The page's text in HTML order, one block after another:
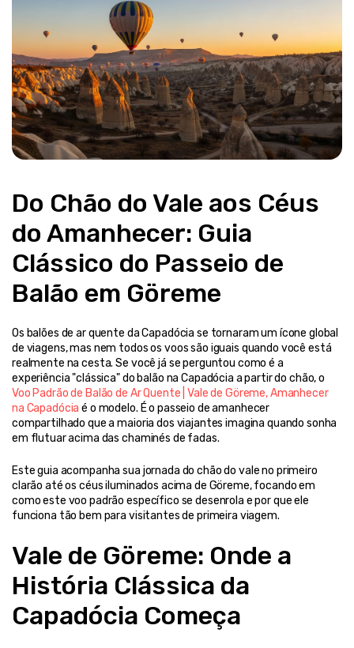
Do Chão do Vale aos Céus
do Amanhecer: Guia
Clássico do Passeio de
Balão em Göreme
Os balões de ar quente da Capadócia se tornaram um ícone global
de viagens, mas nem todos os voos são iguais quando você está
realmente na cesta. Se você já se perguntou como é a
Voo Padrão de Balão de Ar Quente | Vale de Göreme, Amanhecer
na Capadócia é o modelo. É o passeio de amanhecer
compartilhado que a maioria dos viajantes imagina quando sonha
em flutuar acima das chaminés de fadas.
Este guia acompanha sua jornada do chão do vale no primeiro
clarão até os céus iluminados acima de Göreme, focando em
como este voo padrão específico se desenrola e por que ele
funciona tão bem para visitantes de primeira viagem.
Vale de Göreme: Onde a
História Clássica da
Capadócia Começa